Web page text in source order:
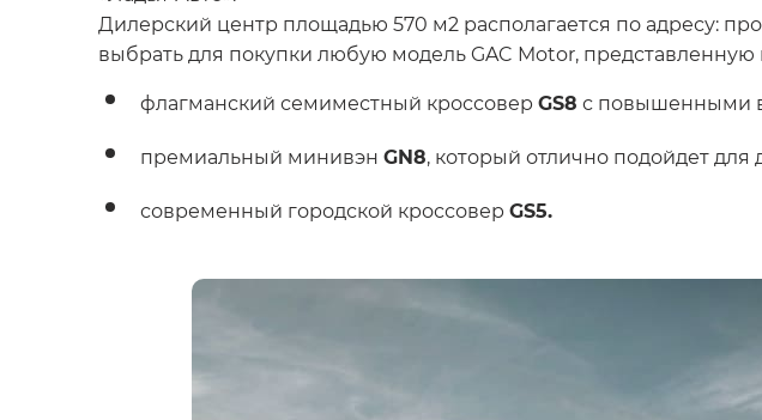
Дилерский центр площадью 570 м2 располагается по адресу:
выбрать для покупки любую модель GAC Motor,
флагманский семиместный кроссовер GS8 с повышенными
премиальный минивэн GN8, который отлично подойдет
современный городской кроссовер GS5.